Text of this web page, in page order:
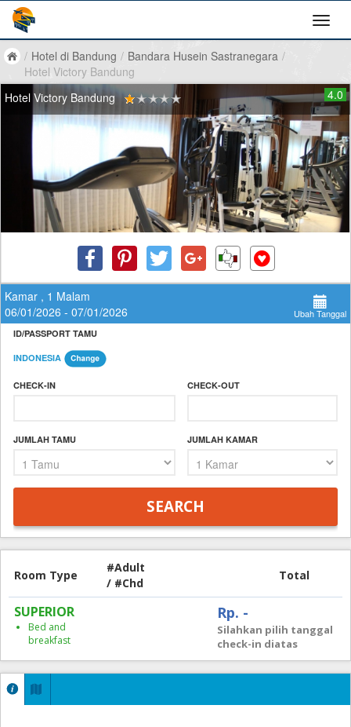
/ Hotel di Bandung / Bandara Husein Sastranegara /
Hotel Victory Bandung
Hotel Victory Bandung
4.0
Kamar , 1 Malam
06/01/2026 - 07/01/2026
Ubah Tanggal
ID/PASSPORT TAMU
INDONESIA
CHECK-IN CHECK-OUT
JUMLAH TAMU JUMLAH KAMAR
Room Type
#Adult
/ #Chd
Total
SUPERIOR
Bed and
breakfast
Rp. -
Silahkan pilih tanggal
check-in diatas